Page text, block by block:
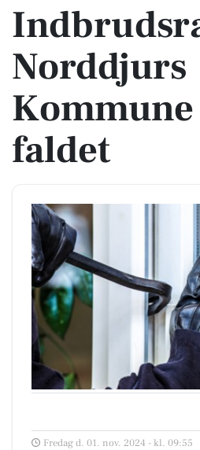
Norddjurs
faldet
Fredag d. 01. nov. 2024 - kl. 09:55